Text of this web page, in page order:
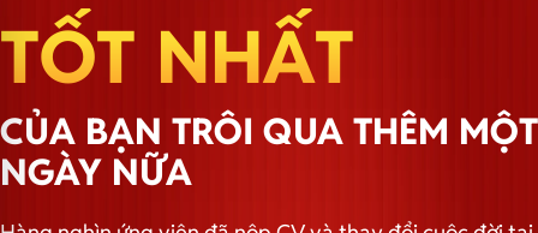
TỐT NHẤT
CỦA BẠN TRÔI QUA THÊM MỘT
NGÀY NỮA